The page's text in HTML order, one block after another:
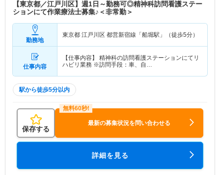
【東京都／江戸川区】週1日～勤務可◎精神科訪問看護ステー
ションにて作業療法士募集♪＜非常勤＞
勤務地
東京都 江戸川区 都営新宿線「船堀駅」（徒歩5分）
仕事内容
【仕事内容】 精神科の訪問看護ステーションにてリ
ハビリ業務 ※訪問手段：車、自…
駅から徒歩5分以内
保存する
最新の募集状況を問い合わせる
詳細を見る